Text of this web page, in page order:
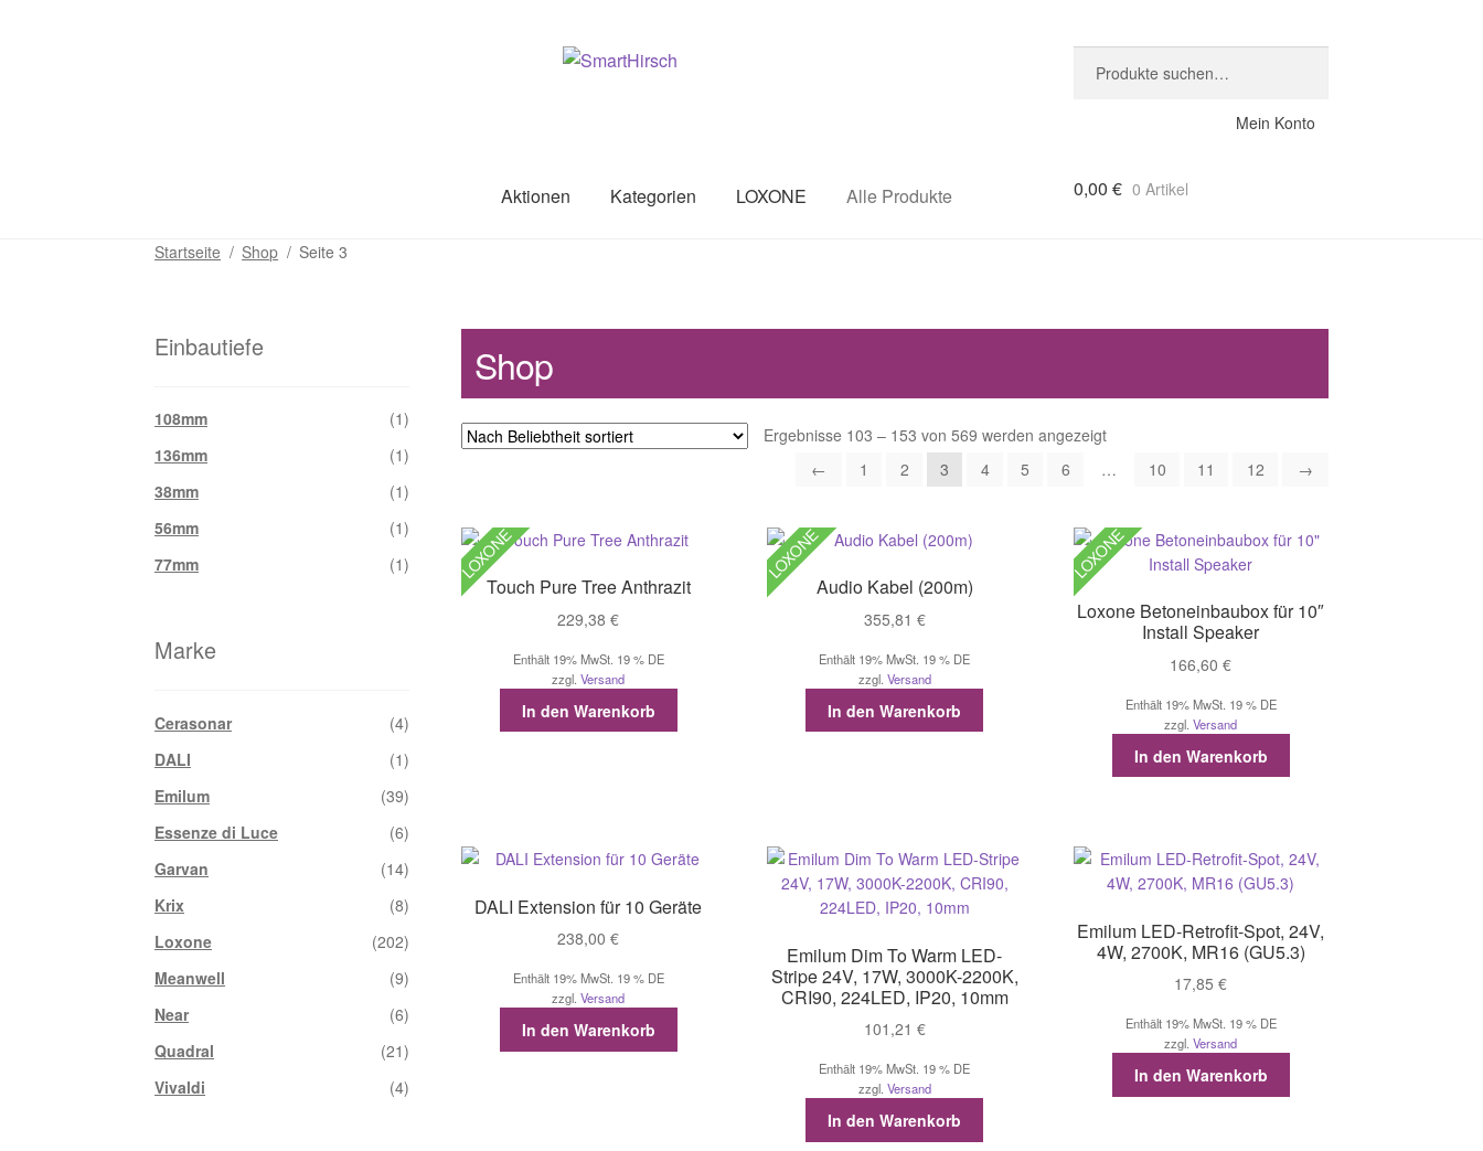
nach:
Mein Konto
Aktionen Kategorien LOXONE Alle Produkte 0,00 € 0 Artikel
Startseite / Shop / Seite 3
Shop
Ergebnisse 103 – 153 von 569 werden angezeigtNach
sortiert
← 1 2 3 4 5 6 … 10 11 12 →
LOXONE
Touch Pure Tree Anthrazit
229,38€
Enthält 19% MwSt. 19 % DE
zzgl.Versand
In den Warenkorb
LOXONE
Audio Kabel (200m)
355,81 €
Enthält 19% MwSt. 19 % DE
zzgl. Versand
In den Warenkorb
LOXONE
Loxone Betoneinbaubox für 10″
Install Speaker
166,60€
Enthält 19% MwSt. 19 % DE
zzgl.Versand
In den Warenkorb
DALI Extension für 10 Geräte
238,00€
Enthält 19% MwSt. 19 % DE
zzgl.Versand
In den Warenkorb
Emilum Dim To Warm LED-
Stripe 24V, 17W, 3000K-2200K,
CRI90, 224LED, IP20, 10mm
101,21 €
Enthält 19% MwSt. 19 % DE
zzgl. Versand
In den Warenkorb
Emilum LED-Retrofit-Spot, 24V,
4W, 2700K, MR16 (GU5.3)
17,85€
Enthält 19% MwSt. 19 % DE
zzgl.Versand
In den Warenkorb
Einbautiefe
108mm
(1)
136mm
(1)
38mm
(1)
56mm
(1)
77mm
(1)
Marke
Cerasonar
(4)
DALI
(1)
Emilum
(39)
Essenze di Luce
(6)
Garvan
(14)
Krix
(8)
Loxone
(202)
Meanwell
(9)
Near
(6)
Quadral
(21)
Vivaldi
(4)